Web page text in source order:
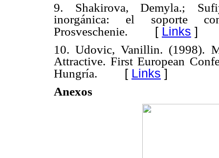
9. Shakirova, Demyla.;
inorgánica: el soporte
Prosveschenie. [ Links ]
10. Udovic, Vanillin. (1998).
Attractive. First European
Hungría. [ Links ]
Anexos